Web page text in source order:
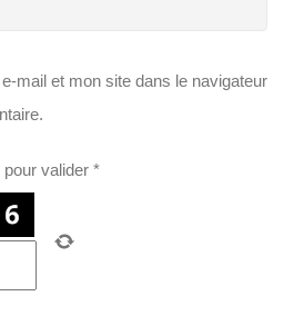
mail et mon site dans le navigateur
valider *